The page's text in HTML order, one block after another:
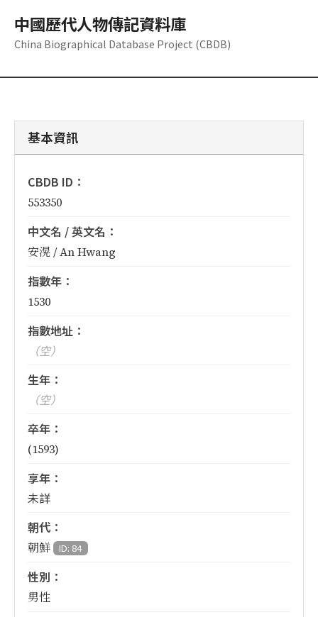
中國歷代人物傳記資料庫
China Biographical Database Project (CBDB)
基本資訊
CBDB ID：
553350
中文名 / 英文名：
安滉 / An Hwang
指數年：
1530
指數地址：
（空）
生年：
（空）
卒年：
(1593)
享年：
未詳
朝代：
朝鮮 ID: 84
性別：
男性